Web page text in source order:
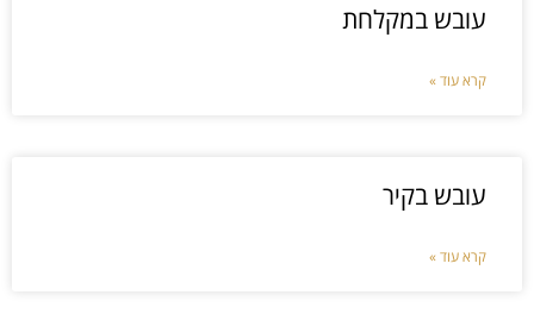
עובש במקלחת
קרא עוד »
עובש בקיר
קרא עוד »